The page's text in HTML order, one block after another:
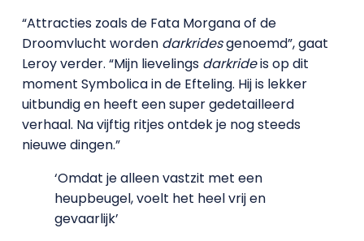
“Attracties zoals de Fata Morgana of de
Droomvlucht worden darkridesgenoemd”, gaat
Leroy verder. “Mijn lievelings darkrideis op dit
moment Symbolica in de Efteling. Hij is lekker
uitbundig en heeft een super gedetailleerd
verhaal. Na vijftig ritjes ontdek je nog steeds
nieuwe dingen.”
‘Omdat je alleen vastzit met een
heupbeugel, voelt het heel vrij en
gevaarlijk’